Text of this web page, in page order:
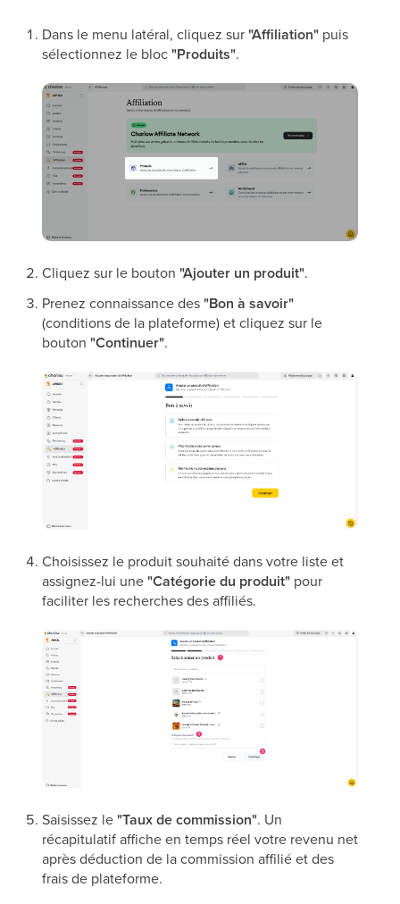
Dans le menu latéral, cliquez sur"Affiliation" puis
sélectionnez le bloc"Produits".
Cliquez sur le bouton "Ajouter un produit".
Prenez connaissance des"Bon à savoir"
(conditions de la plateforme) et cliquez sur le
bouton "Continuer".
Choisissez le produit souhaité dans votre liste et
assignez-lui une"Catégorie du produit" pour
faciliter les recherches des affiliés.
Saisissez le"Taux de commission". Un
récapitulatif affiche en temps réel votre revenu net
après déduction de la commission affilié et des
frais de plateforme.